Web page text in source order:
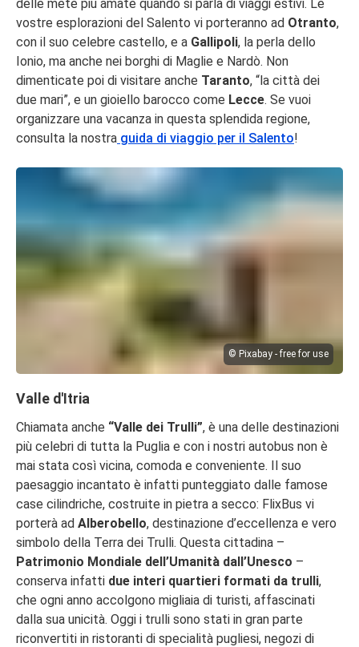
delle mete più amate quando si parla di viaggi estivi. Le
vostre esplorazioni del Salento vi porteranno ad Otranto,
con il suo celebre castello, e a Gallipoli, la perla dello
Ionio, ma anche nei borghi di Maglie e Nardò. Non
dimenticate poi di visitare anche Taranto, “la città dei
due mari”, e un gioiello barocco come Lecce. Se vuoi
organizzare una vacanza in questa splendida regione,
consulta la nostra guida di viaggio per il Salento!
© Pixabay - free for use
Valle d'Itria
Chiamata anche “Valle dei Trulli”, è una delle destinazioni
più celebri di tutta la Puglia e con i nostri autobus non è
mai stata così vicina, comoda e conveniente. Il suo
paesaggio incantato è infatti punteggiato dalle famose
case cilindriche, costruite in pietra a secco: FlixBus vi
porterà ad Alberobello, destinazione d’eccellenza e vero
simbolo della Terra dei Trulli. Questa cittadina –
Patrimonio Mondiale dell’Umanità dall’Unesco –
conserva infatti due interi quartieri formati da trulli,
che ogni anno accolgono migliaia di turisti, affascinati
dalla sua unicità. Oggi i trulli sono stati in gran parte
riconvertiti in ristoranti di specialità pugliesi, negozi di